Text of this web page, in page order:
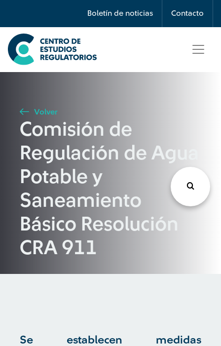
Boletín de noticias Contacto
Búsqueda
Seleccione país
Buscar
Volver
Comisión de
Regulación de Agua
Potable y
Saneamiento
Básico Resolución
CRA 911
Se establecen medidas